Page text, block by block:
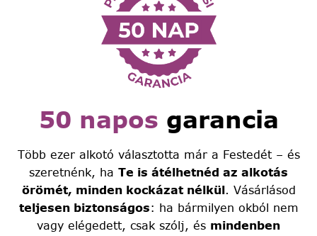
50 napos garancia
Több ezer alkotó választotta már a Festedét – és
szeretnénk, ha Te is átélhetnéd az alkotás
örömét, minden kockázat nélkül. Vásárlásod
teljesen biztonságos: ha bármilyen okból nem
vagy elégedett, csak szólj, és mindenben